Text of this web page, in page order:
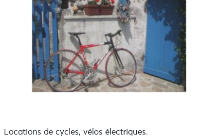
Locations de cycles, vélos électriques.